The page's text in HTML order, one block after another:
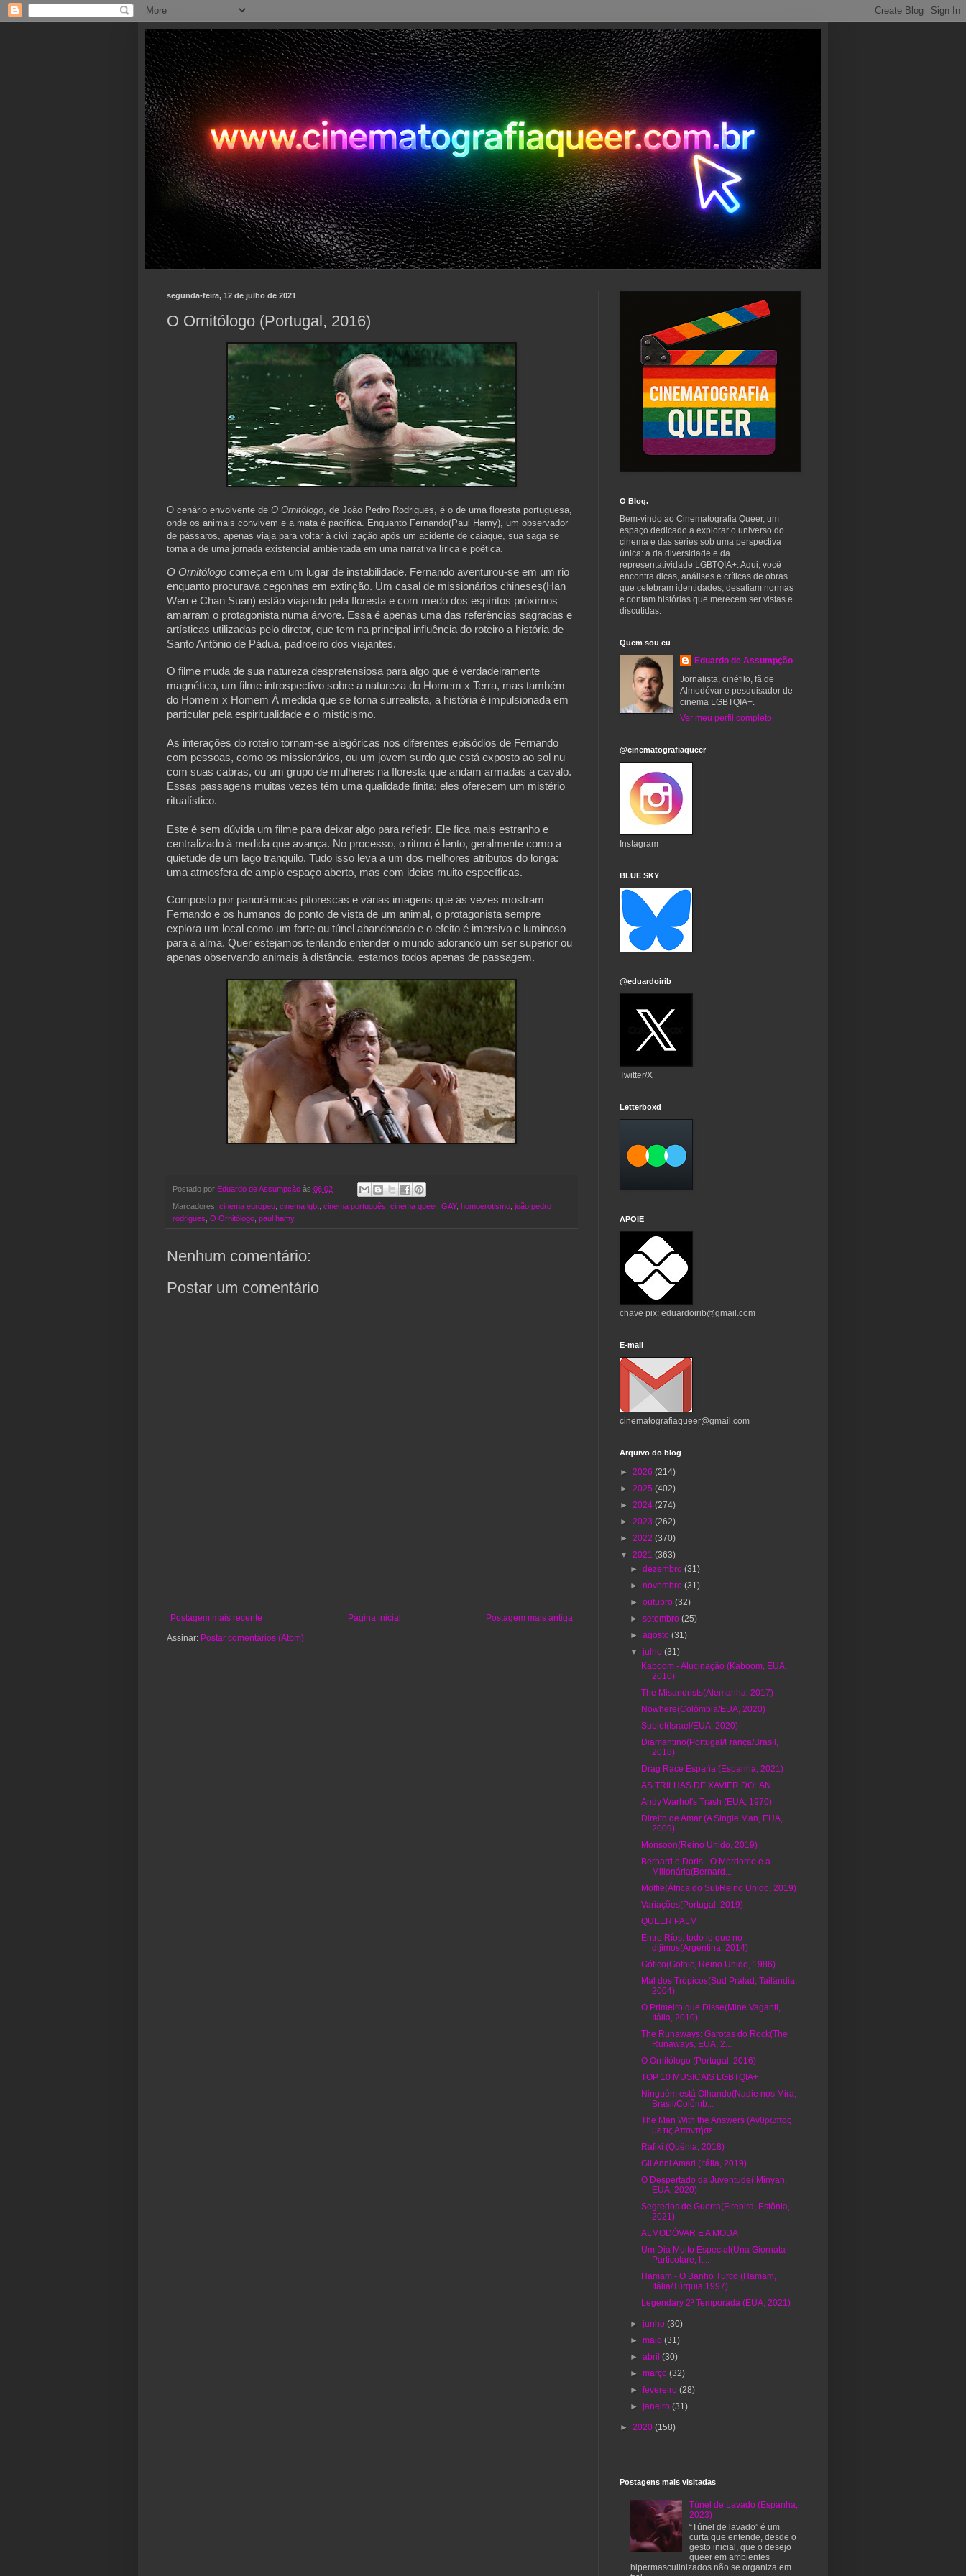
segunda-feira, 12 de julho de 2021
O Ornitólogo (Portugal, 2016)
O cenário envolvente de O Ornitólogo , de João Pedro Rodrigues, é o de uma floresta portuguesa,
onde os animais convivem e a mata é pacífica. Enquanto Fernando(Paul Hamy), um observador
de pássaros, apenas viaja para voltar à civilização após um acidente de caiaque, sua saga se
torna a de uma jornada existencial ambientada em uma narrativa lírica e poética.
O Ornitólogo começa em um lugar de instabilidade. Fernando aventurou-se em um rio
enquanto procurava cegonhas em extinção. Um casal de missionários chineses(Han
Wen e Chan Suan) estão viajando pela floresta e com medo dos espíritos próximos
amarram o protagonista numa árvore. Essa é apenas uma das referências sagradas e
artísticas utilizadas pelo diretor, que tem na principal influência do roteiro a história de
Santo Antônio de Pádua, padroeiro dos viajantes.
O filme muda de sua natureza despretensiosa para algo que é verdadeiramente
magnético, um filme introspectivo sobre a natureza do Homem x Terra, mas também
do Homem x Homem À medida que se torna surrealista, a história é impulsionada em
particular pela espiritualidade e o misticismo.
As interações do roteiro tornam-se alegóricas nos diferentes episódios de Fernando
com pessoas, como os missionários, ou um jovem surdo que está exposto ao sol nu
com suas cabras, ou um grupo de mulheres na floresta que andam armadas a cavalo.
Essas passagens muitas vezes têm uma qualidade finita: eles oferecem um mistério
ritualístico.
Este é sem dúvida um filme para deixar algo para refletir. Ele fica mais estranho e
centralizado à medida que avança. No processo, o ritmo é lento, geralmente como a
quietude de um lago tranquilo. Tudo isso leva a um dos melhores atributos do longa:
uma atmosfera de amplo espaço aberto, mas com ideias muito específicas.
Composto por panorâmicas pitorescas e várias imagens que às vezes mostram
Fernando e os humanos do ponto de vista de um animal, o protagonista sempre
explora um local como um forte ou túnel abandonado e o efeito é imersivo e luminoso
para a alma. Quer estejamos tentando entender o mundo adorando um ser superior ou
apenas observando animais à distância, estamos todos apenas de passagem.
Postado por Eduardo de Assumpção às 06:02
Marcadores: cinema europeu cinema lgbt cinema português cinema queer, GAY, homoerotismo joão pedro
rodrigues O Ornitólogo paul hamy
Nenhum comentário:
Postar um comentário
Postagem mais recente Postagem mais antiga
Página inicial
Assinar: Postar comentários (Atom)
O Blog.
Bem-vindo ao Cinematografia Queer, um
espaço dedicado a explorar o universo do
cinema e das séries sob uma perspectiva
única: a da diversidade e da
representatividade LGBTQIA+. Aqui, você
encontra dicas, análises e críticas de obras
que celebram identidades, desafiam normas
e contam histórias que merecem ser vistas e
discutidas.
Quem sou eu
Eduardo de Assumpção
Jornalista, cinéfilo, fã de
Almodóvar e pesquisador de
cinema LGBTQIA+.
Ver meu perfil completo
@cinematografiaqueer
Instagram
BLUE SKY
@eduardoirib
Twitter/X
Letterboxd
APOIE
chave pix: eduardoirib@gmail.com
E-mail
cinematografiaqueer@gmail.com
Arquivo do blog
► 2026 (214)
► 2025 (402)
► 2024 (274)
► 2023 (262)
► 2022 (370)
▼ 2021 (363)
►dezembro(31)
►novembro(31)
►outubro(32)
►setembro(25)
►agosto(31)
▼julho(31)
Kaboom - Alucinação (Kaboom, EUA,
2010)
The Misandrists(Alemanha, 2017)
Nowhere(Colômbia/EUA, 2020)
Sublet(Israel/EUA, 2020)
Diamantino(Portugal/França/Brasil,
2018)
Drag Race España (Espanha, 2021)
AS TRILHAS DE XAVIER DOLAN
Andy Warhol's Trash (EUA, 1970)
Direito de Amar (A Single Man, EUA,
2009)
Monsoon(Reino Unido, 2019)
Bernard e Doris - O Mordomo e a
Milionária(Bernard...
Moffie(África do Sul/Reino Unido, 2019)
Variações(Portugal, 2019)
QUEER PALM
Entre Ríos: todo lo que no
dijimos(Argentina, 2014)
Gótico(Gothic, Reino Unido, 1986)
Mal dos Trópicos(Sud Pralad, Tailândia,
2004)
O Primeiro que Disse(Mine Vaganti,
Itália, 2010)
The Runaways: Garotas do Rock(The
Runaways, EUA, 2...
O Ornitólogo (Portugal, 2016)
TOP 10 MUSICAIS LGBTQIA+
Ninguém está Olhando(Nadie nos Mira,
Brasil/Colômb...
The Man With the Answers (Άνθρωπος
με τις Απαντήσε...
Rafiki (Quênia, 2018)
Gli Anni Amari (Itália, 2019)
O Despertado da Juventude( Minyan,
EUA, 2020)
Segredos de Guerra(Firebird, Estônia,
2021)
ALMODÓVAR E A MODA
Um Dia Muito Especial(Una Giornata
Particolare, It...
Hamam - O Banho Turco (Hamam,
Itália/Túrquia,1997)
Legendary 2ª Temporada (EUA, 2021)
►junho(30)
►maio(31)
►abril(30)
►março(32)
►fevereiro(28)
►janeiro(31)
► 2020 (158)
Postagens mais visitadas
Túnel de Lavado (Espanha,
2023)
“Túnel de lavado” é um
curta que entende, desde o
gesto inicial, que o desejo
queer em ambientes
hipermasculinizados não se organiza em